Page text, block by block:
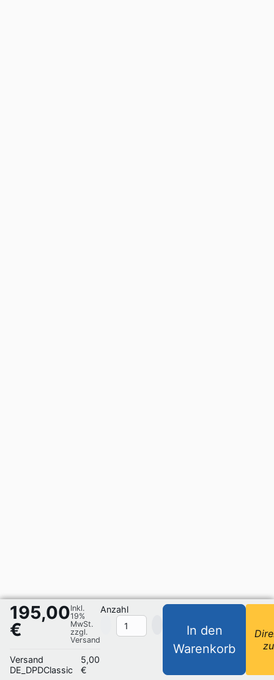
195,00
€
Inkl.
19%
MwSt.
zzgl.
Versand
Versand
DE_DPDClassic
5,00
€
Anzahl
In den
Warenkorb
zu